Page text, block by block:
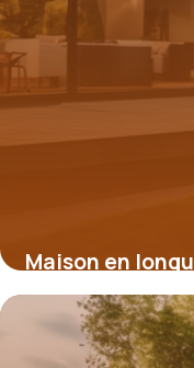
Maison en
astuces pour
8 septembre 2025